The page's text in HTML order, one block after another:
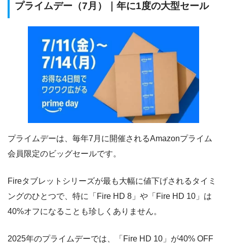
プライムデー（7月）｜年に1度の大型セール
プライムデーは、毎年7月に開催されるAmazonプライム
会員限定のビッグセールです。
Fireタブレットシリーズが最も大幅に値下げされるタイミ
ングのひとつで、特に「Fire HD 8」や「Fire HD 10」は
40%オフになることも珍しくありません。
2025年のプライムデーでは、「Fire HD 10」が40% OFF